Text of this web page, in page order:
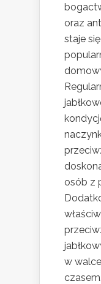
oraz
staje
osób z
w